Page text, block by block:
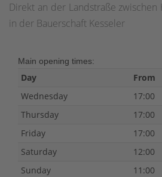
Direkt an der Landstraße
in der Bauerschaft Kesseler
Main opening times:
Day From
Wednesday
17:00
Thursday
17:00
Friday
17:00
Saturday
12:00
Sunday
11:00